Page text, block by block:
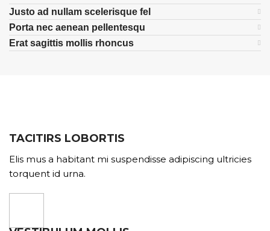
Justo ad nullam scelerisque fel
Porta nec aenean pellentesqu
Erat sagittis mollis rhoncus
TACITIRS LOBORTIS
Elis mus a habitant mi suspendisse adipiscing ultricies
torquent id urna.